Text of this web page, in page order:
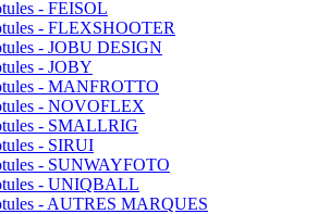
- FEISOL
- FLEXSHOOTER
- JOBU DESIGN
- JOBY
- MANFROTTO
- NOVOFLEX
- SMALLRIG
- SIRUI
- SUNWAYFOTO
- UNIQBALL
- AUTRES MARQUES